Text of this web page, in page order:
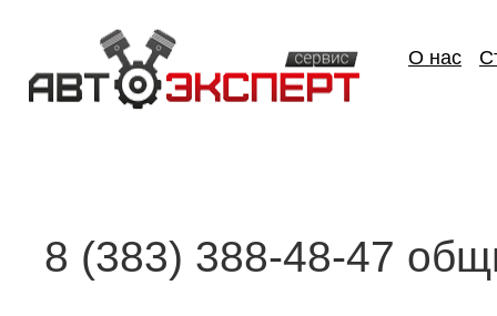
О нас
8 (383) 388-48-47